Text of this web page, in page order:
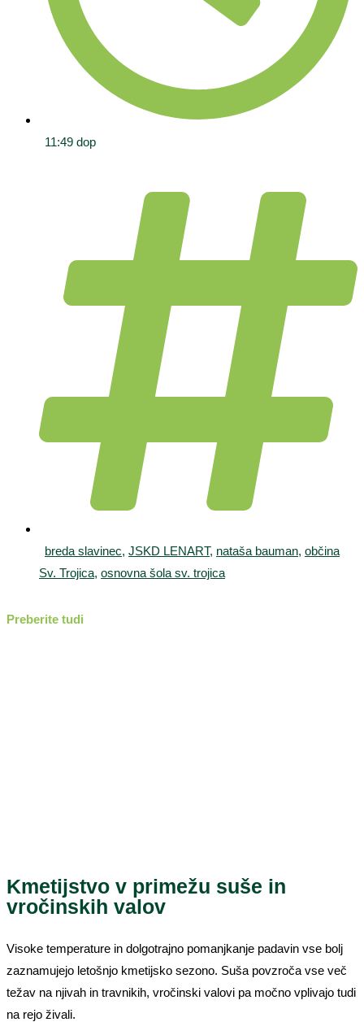
11:49 dop
breda slavinec, JSKD LENART, nataša bauman, občina
Sv. Trojica, osnovna šola sv. trojica
Preberite tudi
Kmetijstvo v primežu suše in
vročinskih valov
Visoke temperature in dolgotrajno pomanjkanje padavin vse bolj
zaznamujejo letošnjo kmetijsko sezono. Suša povzroča vse več
težav na njivah in travnikih, vročinski valovi pa močno vplivajo tudi
na rejo živali.